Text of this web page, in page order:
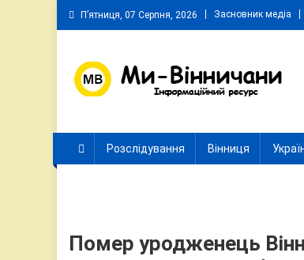
Skip
to
П’ятниця, 07 Серпня, 2026 Засновник медіа
Розслідування Вінниця
Помер уродженець